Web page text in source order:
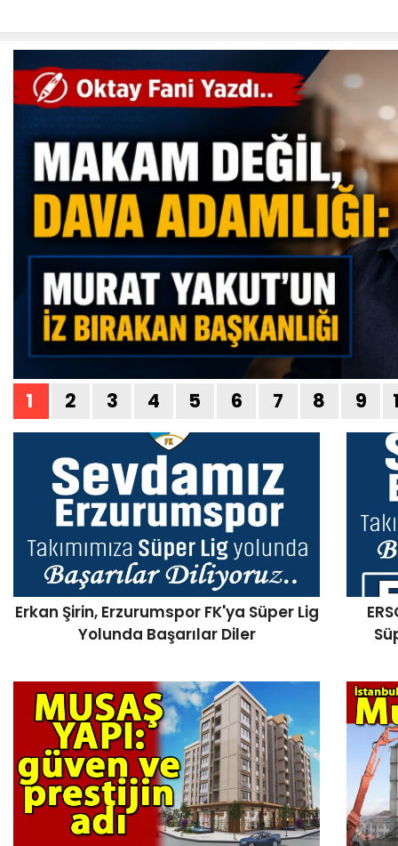
1 2 3 4 5 6 7 8 9
Erkan Şirin, Erzurumspor FK'ya Süper Lig
Yolunda Başarılar Diler